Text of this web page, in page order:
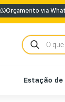
Orçamento via
Estação